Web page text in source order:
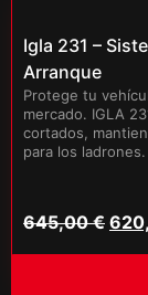
Igla 231 –
Arranque
Protege tu
mercado. IGLA
cortados,
para los ladrones.
645,00€